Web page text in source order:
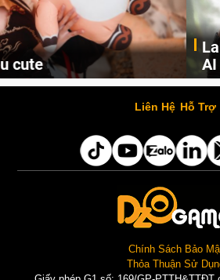
Lala Croft vừa nóng vừa
AI
Liên Hệ Hỗ Trợ
Chính Sách Bảo
Thỏa Thuận Sử